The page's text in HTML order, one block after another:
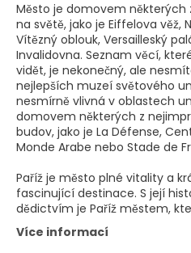
Město je domovem
na světě, jako je Eiffelova věž,
Vítězný oblouk, Versailleský
Invalidovna. Seznam věcí,
vidět, je nekonečný, ale
nejlepších muzeí světového
nesmírně vlivná v oblastech
domovem některých z
budov, jako je La Défense,
Monde Arabe nebo Stade de
Paříž je město plné vitality a
fascinující destinace. S její
dědictvím je Paříž městem,
Více informací